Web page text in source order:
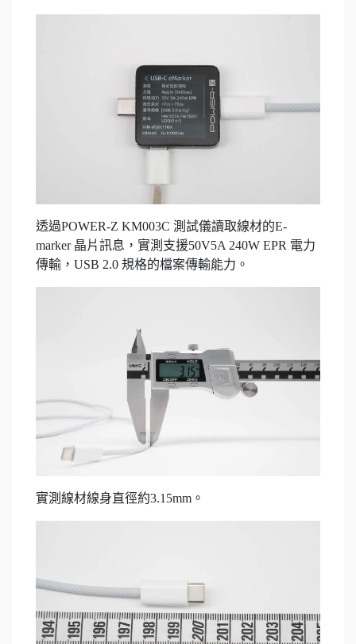
透過POWER-Z KM003C 測試儀讀取線材的E-
marker 晶片訊息，實測支援50V5A 240W EPR 電力
傳輸，USB 2.0 規格的檔案傳輸能力。
實測線材線身直徑約3.15mm。